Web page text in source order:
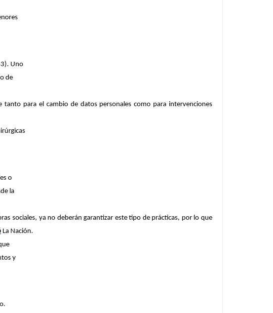
Uno
de
para el cambio de datos personales como para intervenciones
o
la
sociales, ya no deberán garantizar este tipo de prácticas, por lo que
La Nación.
y